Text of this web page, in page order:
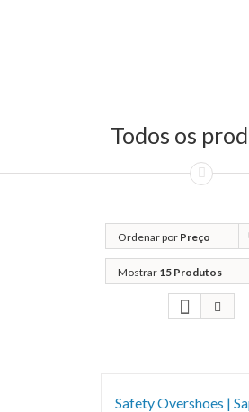
Todos os
Ordenar por Preço
Mostrar 15 Produtos
Safety Overshoes |